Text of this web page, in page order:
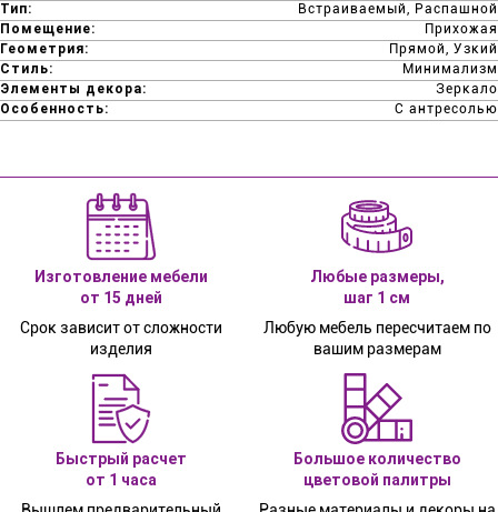
Тип:
Встраиваемый, Распашной
Помещение:
Прихожая
Геометрия:
Прямой, Узкий
Стиль:
Минимализм
Элементы декора:
Зеркало
Особенность:
С антресолью
Изготовление мебели
от 15 дней
Срок зависит от сложности
изделия
Любые размеры,
шаг 1 см
Любую мебель пересчитаем по
вашим размерам
Быстрый расчет
от 1 часа
Большое количество
цветовой палитры